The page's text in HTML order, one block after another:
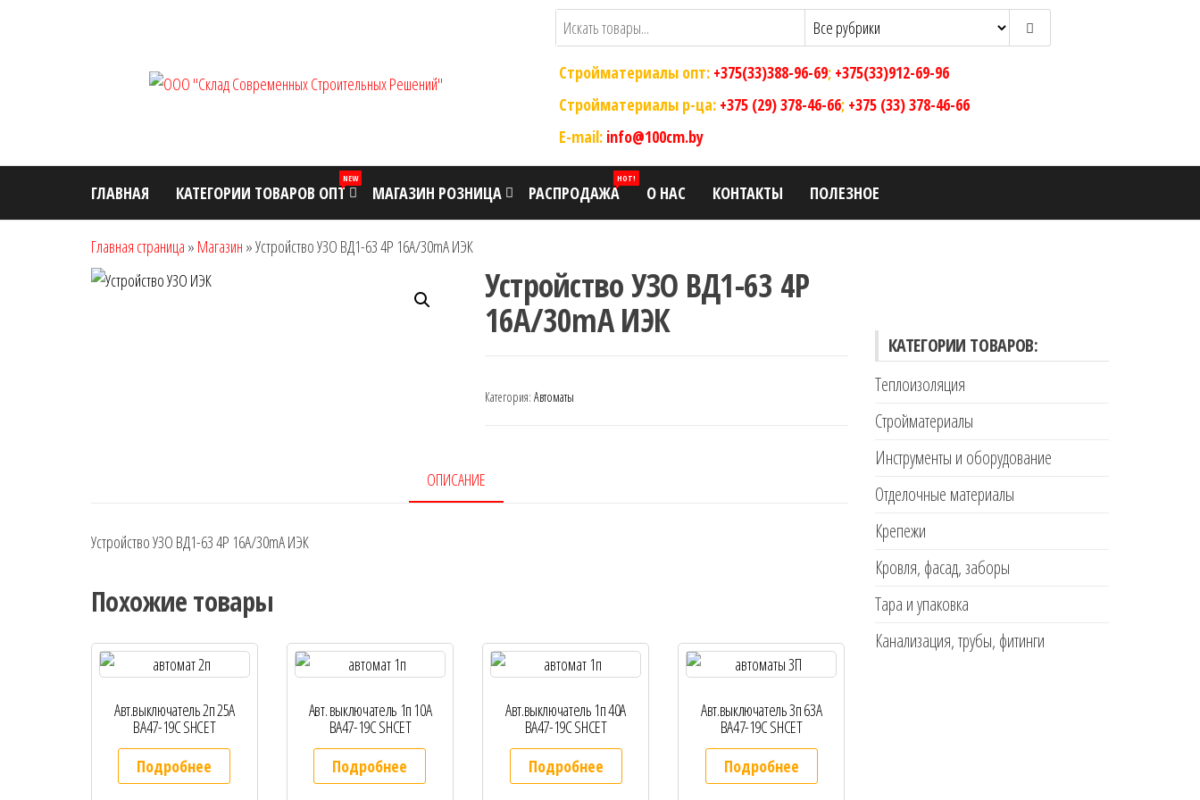
Современных
Строительных
Решений"
Стройматериалы опт: +375(33)388-96-69; +375(33)912-69-96
Стройматериалы р-ца: +375 (29) 378-46-66; +375 (33) 378-46-66
E-mail: info@100cm.by
ГЛАВНАЯ КАТЕГОРИИ ТОВАРОВ ОПТ
NEW
МАГАЗИН РОЗНИЦА РАСПРОДАЖА
HOT!
О НАС КОНТАКТЫ ПОЛЕЗНОЕ
Главная страница » Магазин »Устройство УЗО ВД1-63 4Р 16А/30mA ИЭК
Устройство УЗО ВД1-63 4Р
16А/30mA ИЭК
Категория: Автоматы
ОПИСАНИЕ
Устройство УЗО ВД1-63 4Р 16А/30mA ИЭК
Похожие товары
Авт.выключатель 2п 25А
ВА47-19С SHCET
Подробнее
Авт. выключатель 1п 10А
ВА47-19С SHCET
Подробнее
Авт.выключатель 1п 40А
ВА47-19С SHCET
Подробнее
Авт.выключатель 3п 63А
ВА47-19С SHCET
Подробнее
КАТЕГОРИИ ТОВАРОВ:
Теплоизоляция
Стройматериалы
Инструменты и оборудование
Отделочные материалы
Крепежи
Кровля, фасад, заборы
Тара и упаковка
Канализация, трубы, фитинги